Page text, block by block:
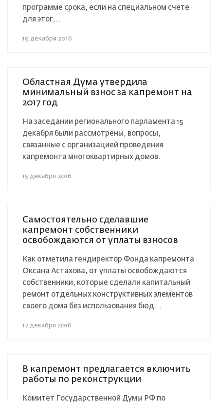
программе срока, если на специальном счете
для этог...
19 декабря 2016
Областная Дума утвердила
минимальный взнос за капремонт на
2017 год
На заседании регионального парламента 15
декабря были рассмотрены, вопросы,
связанные с организацией проведения
капремонта многоквартирных домов.
15 декабря 2016
Самостоятельно сделавшие
капремонт собственники
освобождаются от уплаты взносов
Как отметила гендиректор Фонда капремонта
Оксана Астахова, от уплаты освобождаются
собственники, которые сделали капитальный
ремонт отдельных конструктивных элементов
своего дома без использования бюд...
12 декабря 2016
В капремонт предлагается включить
работы по реконструкции
Комитет Государственной Думы РФ по